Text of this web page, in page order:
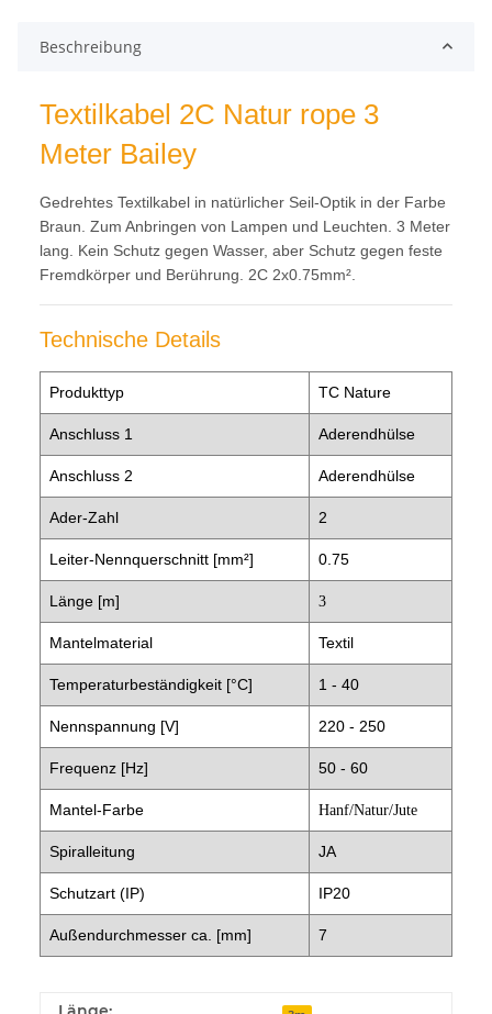
Beschreibung
Textilkabel 2C Natur rope 3
Meter Bailey
Gedrehtes Textilkabel in natürlicher Seil-Optik in der Farbe
Braun. Zum Anbringen von Lampen und Leuchten. 3 Meter
lang. Kein Schutz gegen Wasser, aber Schutz gegen feste
Fremdkörper und Berührung. 2C 2x0.75mm².
Technische Details
Produkttyp TC Nature
Anschluss 1 Aderendhülse
Anschluss 2 Aderendhülse
Ader-Zahl 2
Leiter-Nennquerschnitt [mm²] 0.75
Länge [m] 3
Mantelmaterial Textil
Temperaturbeständigkeit [°C] 1 - 40
Nennspannung [V] 220 - 250
Frequenz [Hz] 50 - 60
Mantel-Farbe Hanf/Natur/Jute
Spiralleitung JA
Schutzart (IP) IP20
Außendurchmesser ca. [mm] 7